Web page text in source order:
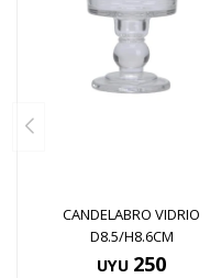
CANDELABRO VIDRIO
D8.5/H8.6CM
UYU 250